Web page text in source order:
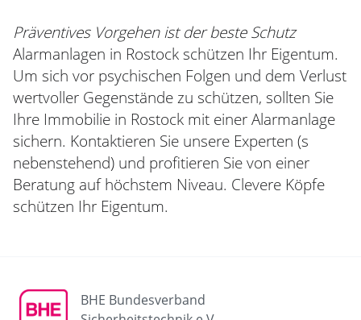
Präventives Vorgehen ist der beste Schutz
Alarmanlagen in Rostock schützen Ihr Eigentum.
Um sich vor psychischen Folgen und dem Verlust
wertvoller Gegenstände zu schützen, sollten Sie
Ihre Immobilie in Rostock mit einer Alarmanlage
sichern. Kontaktieren Sie unsere Experten (s
nebenstehend) und profitieren Sie von einer
Beratung auf höchstem Niveau. Clevere Köpfe
schützen Ihr Eigentum.
BHE Bundesverband